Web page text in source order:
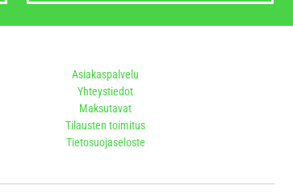
Asiakaspalvelu
Yhteystiedot
Maksutavat
Tilausten toimitus
Tietosuojaseloste